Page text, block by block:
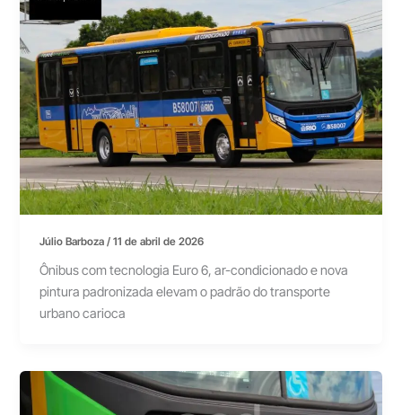
Júlio Barboza/11 de abril de 2026
Ônibus com tecnologia Euro 6, ar-condicionado e nova
pintura padronizada elevam o padrão do transporte
urbano carioca